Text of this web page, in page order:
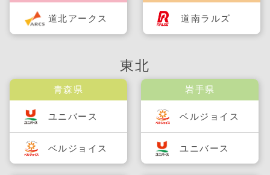
道南ラルズ
道北アークス
東北
青森県
ユニバース
ベルジョイス
岩手県
ベルジョイス
ユニバース